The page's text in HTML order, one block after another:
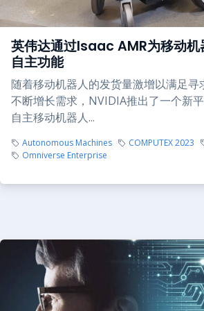
英伟达通过Isaac AMR为移动机
自主功能
随着移动机器人的发货量激增以满足寻
不断增长需求，NVIDIA推出了一个新
自主移动机器人...
Autonomous Machines COMPUTEX 2023
Omniverse Enterprise